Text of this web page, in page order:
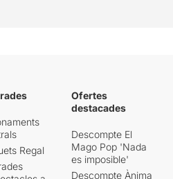
Regal
Ofertes
destacades
Descompte El
Mago Pop 'Nada
es imposible'
Descompte Ànima